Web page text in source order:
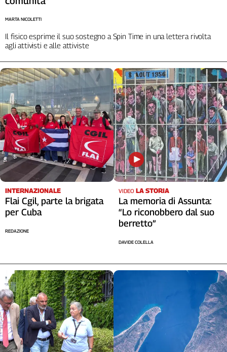
Il fisico esprime il suo sostegno a Spin Time in una lettera rivolta
agli attivisti e alle attiviste
MARTA NICOLETTI
INTERNAZIONALE
Flai Cgil, parte la brigata
per Cuba
REDAZIONE
VIDEO LA STORIA
La memoria di Assunta:
“Lo riconobbero dal suo
berretto”
DAVIDE COLELLA